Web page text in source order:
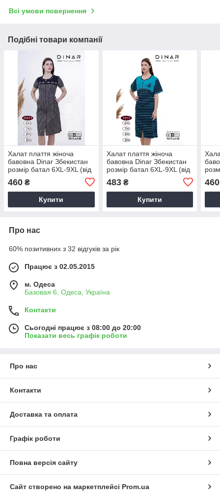
Всі умови повернення
Подібні товари компанії
Халат плаття жіноча
бавовна Dinar Збекистан
розмір батал 6XL-9XL (від
460 ₴
Купити
Халат плаття жіноча
бавовна Dinar Збекистан
розмір батал 6XL-9XL (від
483₴
Купити
460
Про нас
60% позитивних з 32 відгуків за рік
Працює з 02.05.2015
м. Одеса
Базовая 6, Одеса, Україна
Контакти
Сьогодні працює з 08:00 до 20:00
Показати весь графік роботи
Про нас
Контакти
Доставка та оплата
Графік роботи
Повна версія сайту
Сайт створено на маркетплейсі Prom.ua